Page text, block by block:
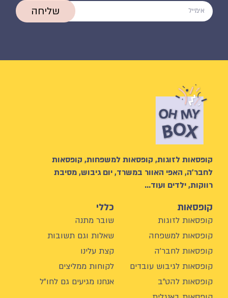
שליחה
קופסאות לזוגות, קופסאות למשפחות, קופסאות
לחבר’ה, האפי האוור במשרד, יום גיבוש, מסיבת
רווקות, ילדים ועוד…
קופסאות
קופסאות לזוגות
קופסאות למשפחה
קופסאות לחבר'ה
קופסאות לגיבוש עובדים
קופסאות להט"ב
כללי
שובר מתנה
שאלות וגם תשובות
קצת עלינו
לקוחות ממליצים
אנחנו מגיעים גם לחו"ל